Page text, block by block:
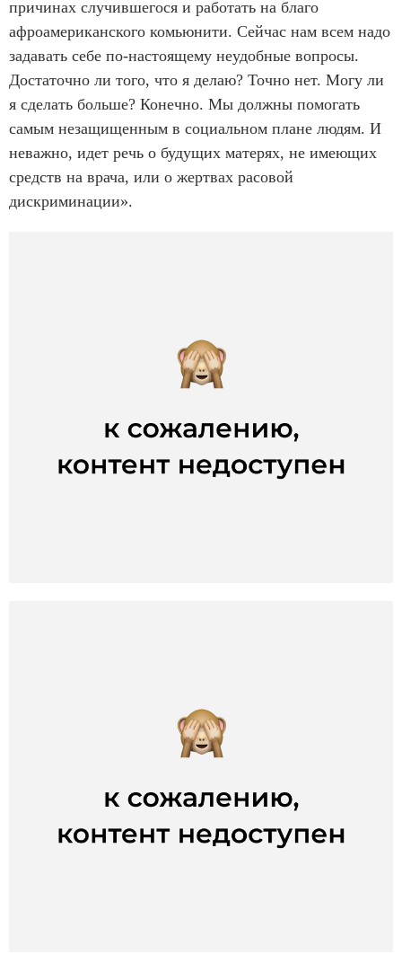
причинах случившегося и работать на благо
афроамериканского комьюнити. Сейчас нам всем надо
задавать себе по-настоящему неудобные вопросы.
Достаточно ли того, что я делаю? Точно нет. Могу ли
я сделать больше? Конечно. Мы должны помогать
самым незащищенным в социальном плане людям. И
неважно, идет речь о будущих матерях, не имеющих
средств на врача, или о жертвах расовой
дискриминации».